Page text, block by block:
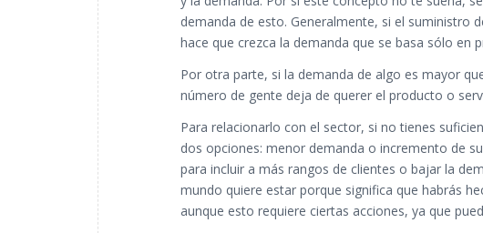
demanda de esto. Generalmente, si el suministro
hace que crezca la demanda que se basa sólo en
Por otra parte, si la demanda de algo es mayor
número de gente deja de querer el producto o
Para relacionarlo con el sector, si no tienes
dos opciones: menor demanda o incremento de
para incluir a más rangos de clientes o bajar la
mundo quiere estar porque significa que habrás
aunque esto requiere ciertas acciones, ya que